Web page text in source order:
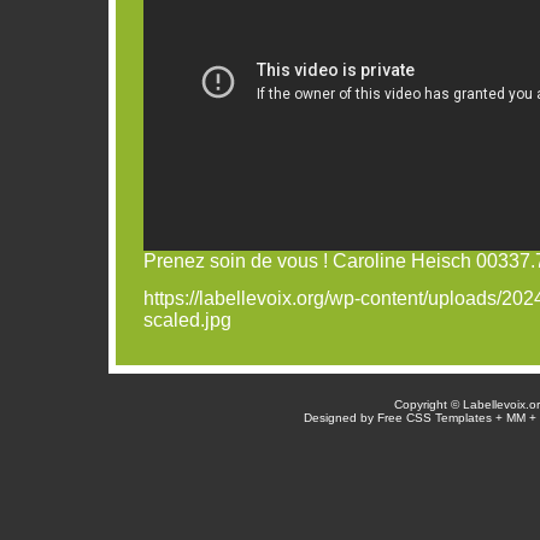
Prenez soin de vous ! Caroline Heisch
https://labellevoix.org/wp-content/uploads/
scaled.jpg
Copyright ©
Designed by Free CSS Templates + MM +